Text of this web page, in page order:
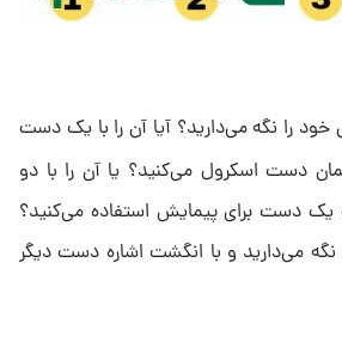
را نگه می‌دارید؟ آیا آن را با یک دست
دست اسکرول می‌کنید؟ یا آن را با دو
دست برای پیمایش استفاده می‌کنید؟
می‌دارید و با انگشت اشاره دست دیگر